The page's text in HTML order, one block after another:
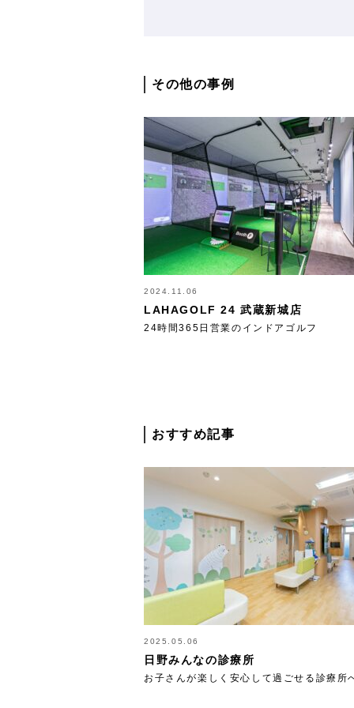
その他の事例
2024.11.06
LAHAGOLF 24 武蔵新城店
24時間365日営業のインドアゴルフ
おすすめ記事
2025.05.06
日野みんなの診療所
お子さんが楽しく安心して過ごせる診療所